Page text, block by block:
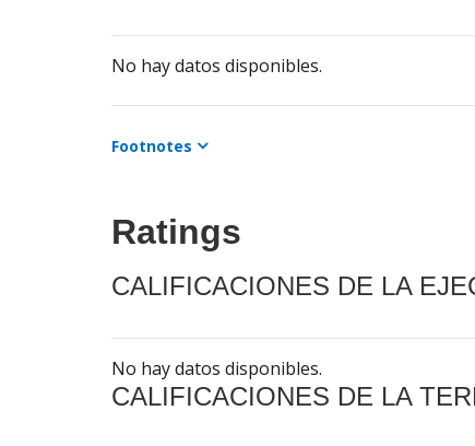
No hay datos disponibles.
Footnotes
Ratings
CALIFICACIONES DE LA
No hay datos disponibles.
CALIFICACIONES DE LA